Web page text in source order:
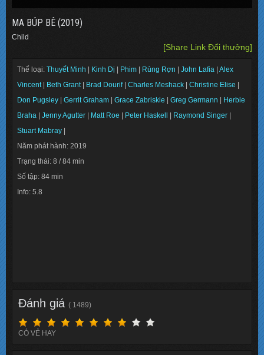
MA BÚP BÊ (2019)
Child
[Share Link Đổi thưởng]
Thể loại: Thuyết Minh Kinh Dị Phim Rùng Rợn John Lafia Alex
Vincent
Beth Grant Brad Dourif Charles Meshack Christine Elise
Don Pugsley
Gerrit Graham Grace Zabriskie Greg Germann
Herbie
Braha
Jenny Agutter Matt Roe Peter Haskell Raymond Singer
Stuart Mabray
Năm phát hành: 2019
Trạng thái: 8 / 84 min
Số tập: 84 min
Info: 5.8
Đánh giá ( 1489)
CÓ VẺ HAY